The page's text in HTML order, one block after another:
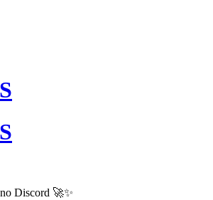
Discord 🚀✨